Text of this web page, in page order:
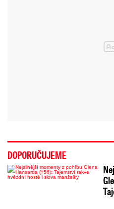
DOPORUČUJEME